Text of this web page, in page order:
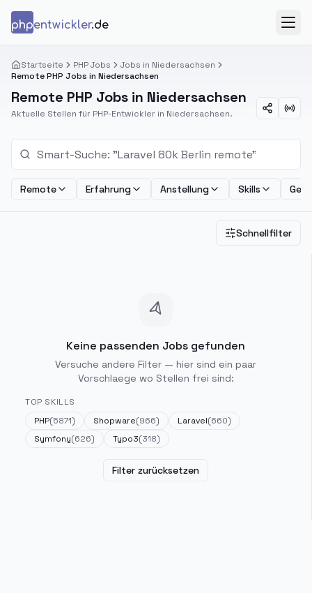
phpentwickler.de
Startseite PHP Jobs
Jobs in Niedersachsen
Remote PHP Jobs in Niedersachsen
Remote PHP Jobs in Niedersachsen
Aktuelle Stellen für PHP-Entwickler in Niedersachsen.
Remote Erfahrung Anstellung Skills
Schnellfilter
Keine passenden Jobs gefunden
Versuche andere Filter — hier sind ein paar
Vorschlaege wo Stellen frei sind:
TOP SKILLS
PHP(5871) Shopware(966) Laravel(660)
Symfony(626) Typo3(318)
Filter zurücksetzen